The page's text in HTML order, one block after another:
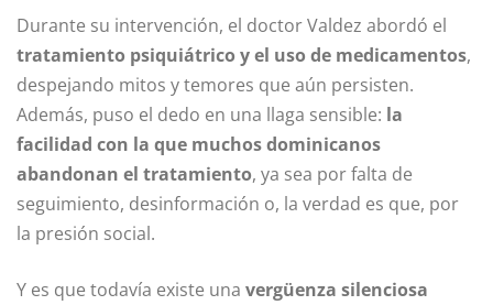
Durante su intervención, el doctor Valdez abordó el
tratamiento psiquiátrico y el uso de medicamentos,
despejando mitos y temores que aún persisten.
Además, puso el dedo en una llaga sensible: la
facilidad con la que muchos dominicanos
abandonan el tratamiento, ya sea por falta de
seguimiento, desinformación o, la verdad es que, por
la presión social.
Y es que todavía existe una vergüenza silenciosa